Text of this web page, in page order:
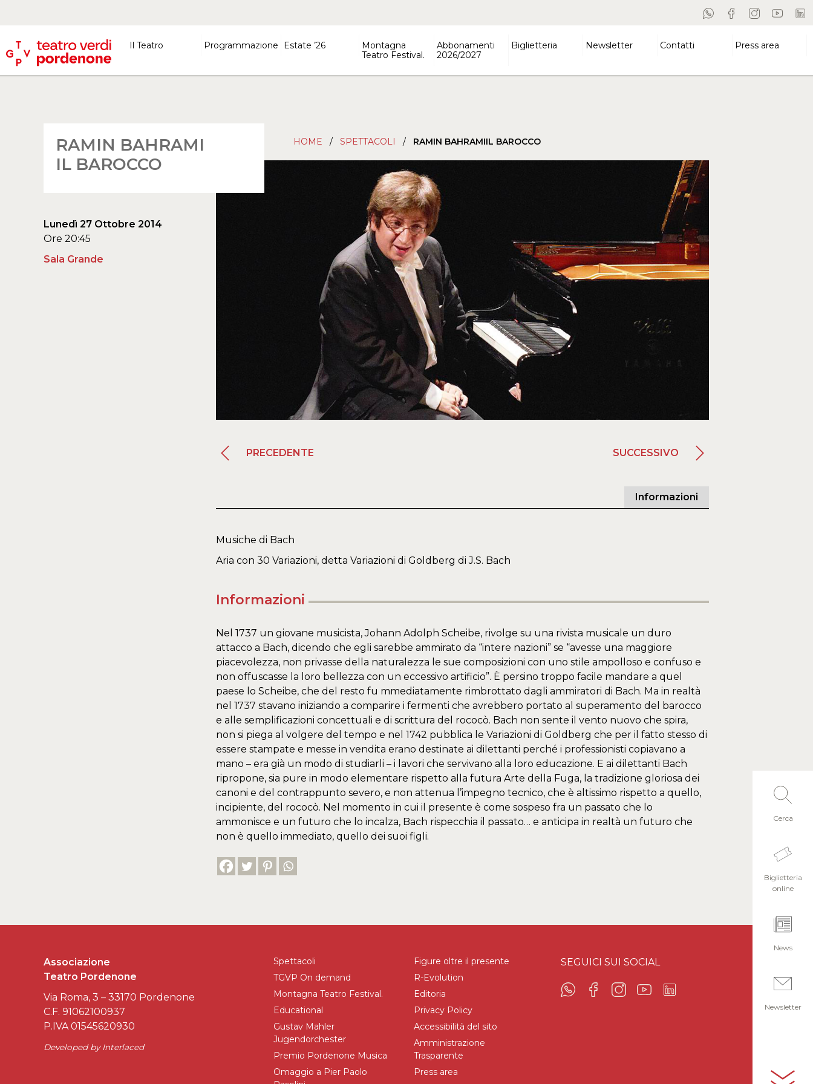
Il Teatro Programmazione Estate ’26
Montagna
Teatro Festival.
Abbonamenti
2026/2027
Biglietteria Newsletter Contatti Press area
RAMIN BAHRAMI
IL BAROCCO
Lunedì 27 Ottobre 2014
Ore 20:45
Sala Grande
HOME / SPETTACOLI / RAMIN BAHRAMIIL BAROCCO
PRECEDENTE SUCCESSIVO
Informazioni
Musiche di Bach
Aria con 30 Variazioni, detta Variazioni di Goldberg di J.S. Bach
Informazioni
Nel 1737 un giovane musicista, Johann Adolph Scheibe, rivolge su una rivista musicale un duro
attacco a Bach, dicendo che egli sarebbe ammirato da “intere nazioni” se “avesse una maggiore
piacevolezza, non privasse della naturalezza le sue composizioni con uno stile ampolloso e confuso e
non offuscasse la loro bellezza con un eccessivo artificio”. È persino troppo facile mandare a quel
paese lo Scheibe, che del resto fu mmediatamente rimbrottato dagli ammiratori di Bach. Ma in realtà
nel 1737 stavano iniziando a comparire i fermenti che avrebbero portato al superamento del barocco
e alle semplificazioni concettuali e di scrittura del rococò. Bach non sente il vento nuovo che spira,
non si piega al volgere del tempo e nel 1742 pubblica le Variazioni di Goldberg che per il fatto stesso di
essere stampate e messe in vendita erano destinate ai dilettanti perché i professionisti copiavano a
mano – era già un modo di studiarli – i lavori che servivano alla loro educazione. E ai dilettanti Bach
ripropone, sia pure in modo elementare rispetto alla futura Arte della Fuga, la tradizione gloriosa dei
canoni e del contrappunto severo, e non attenua l’impegno tecnico, che è altissimo rispetto a quello,
incipiente, del rococò. Nel momento in cui il presente è come sospeso fra un passato che lo
ammonisce e un futuro che lo incalza, Bach rispecchia il passato… e anticipa in realtà un futuro che
non è quello immediato, quello dei suoi figli.
Cerca
Biglietteria
online
News
Newsletter
Associazione
Teatro Pordenone
Via Roma, 3 – 33170 Pordenone
C.F. 91062100937
P.IVA 01545620930
Developed by Interlaced
Spettacoli
TGVP On demand
Montagna Teatro Festival.
Educational
Gustav Mahler
Jugendorchester
Premio Pordenone Musica
Omaggio a Pier Paolo
Figure oltre il presente
R-Evolution
Editoria
Privacy Policy
Accessibilità del sito
Amministrazione
Trasparente
Press area
SEGUICI SUI SOCIAL